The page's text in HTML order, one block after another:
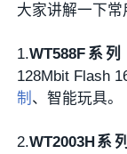
大家讲解一下常
1.WT588F系列
128Mbit Flash
制 、智能玩具。
2.WT2003H系列